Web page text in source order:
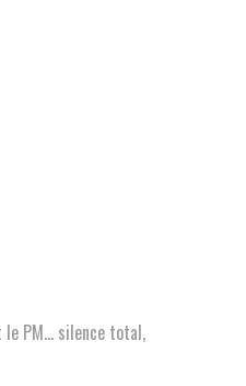
le PM… silence total,